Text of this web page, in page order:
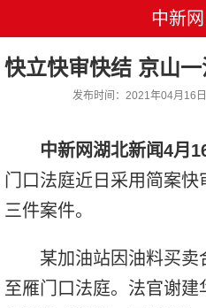
中新
快立快审快结 京山
发布时间：2021年04月16
中新网湖北新闻4月
门口法庭近日采用简案
三件案件。
某加油站因油料买卖
至雁门口法庭。法官谢